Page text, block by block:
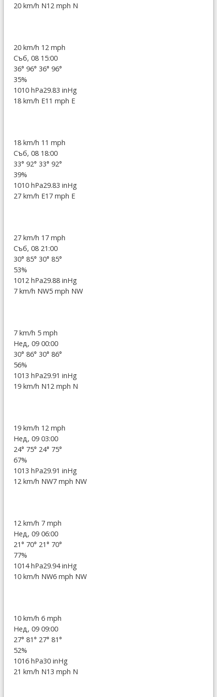
20 km/h N12 mph N
20 km/h 12 mph
Съб, 08 15:00
36° 96° 36° 96°
35%
1010 hPa29.83 inHg
18 km/h E11 mph E
18 km/h 11 mph
Съб, 08 18:00
33° 92° 33° 92°
39%
1010 hPa29.83 inHg
27 km/h E17 mph E
27 km/h 17 mph
Съб, 08 21:00
30° 85° 30° 85°
53%
1012 hPa29.88 inHg
7 km/h NW5 mph NW
7 km/h 5 mph
Нед, 09 00:00
30° 86° 30° 86°
56%
1013 hPa29.91 inHg
19 km/h N12 mph N
19 km/h 12 mph
Нед, 09 03:00
24° 75° 24° 75°
67%
1013 hPa29.91 inHg
12 km/h NW7 mph NW
12 km/h 7 mph
Нед, 09 06:00
21° 70° 21° 70°
77%
1014 hPa29.94 inHg
10 km/h NW6 mph NW
10 km/h 6 mph
Нед, 09 09:00
27° 81° 27° 81°
52%
1016 hPa30 inHg
21 km/h N13 mph N